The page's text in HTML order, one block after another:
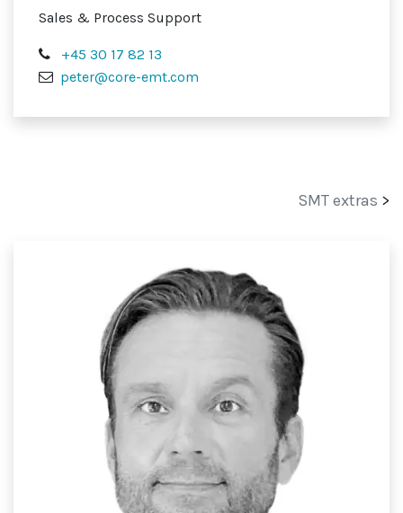
Sales & Process Support
+45 30 17 82 13
peter@core-emt.com
SMT extras >